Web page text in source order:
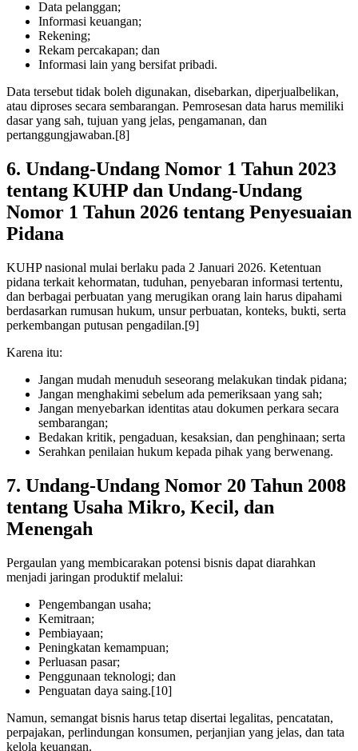
Data pelanggan;
Informasi keuangan;
Rekening;
Rekam percakapan; dan
Informasi lain yang bersifat pribadi.
Data tersebut tidak boleh digunakan, disebarkan, diperjualbelikan,
atau diproses secara sembarangan. Pemrosesan data harus memiliki
dasar yang sah, tujuan yang jelas, pengamanan, dan
pertanggungjawaban.[8]
6. Undang-Undang Nomor 1 Tahun 2023
tentang KUHP dan Undang-Undang
Nomor 1 Tahun 2026 tentang Penyesuaian
Pidana
KUHP nasional mulai berlaku pada 2 Januari 2026. Ketentuan
pidana terkait kehormatan, tuduhan, penyebaran informasi tertentu,
dan berbagai perbuatan yang merugikan orang lain harus dipahami
berdasarkan rumusan hukum, unsur perbuatan, konteks, bukti, serta
perkembangan putusan pengadilan.[9]
Karena itu:
Jangan mudah menuduh seseorang melakukan tindak pidana;
Jangan menghakimi sebelum ada pemeriksaan yang sah;
Jangan menyebarkan identitas atau dokumen perkara secara
sembarangan;
Bedakan kritik, pengaduan, kesaksian, dan penghinaan; serta
Serahkan penilaian hukum kepada pihak yang berwenang.
7. Undang-Undang Nomor 20 Tahun 2008
tentang Usaha Mikro, Kecil, dan
Menengah
Pergaulan yang membicarakan potensi bisnis dapat diarahkan
menjadi jaringan produktif melalui:
Pengembangan usaha;
Kemitraan;
Pembiayaan;
Peningkatan kemampuan;
Perluasan pasar;
Penggunaan teknologi; dan
Penguatan daya saing.[10]
Namun, semangat bisnis harus tetap disertai legalitas, pencatatan,
perpajakan, perlindungan konsumen, perjanjian yang jelas, dan tata
kelola keuangan.